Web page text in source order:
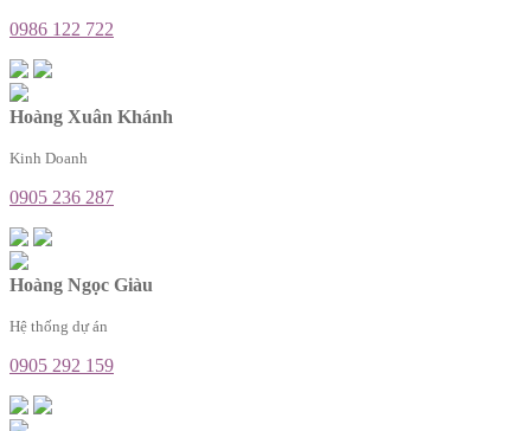
0986 122 722
Hoàng Xuân Khánh
Kinh Doanh
0905 236 287
Hoàng Ngọc Giàu
Hệ thống dự án
0905 292 159